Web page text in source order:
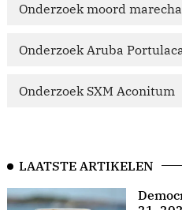
Onderzoek moord
Onderzoek Aruba
Onderzoek SXM Aconitum
LAATSTE ARTIKELEN